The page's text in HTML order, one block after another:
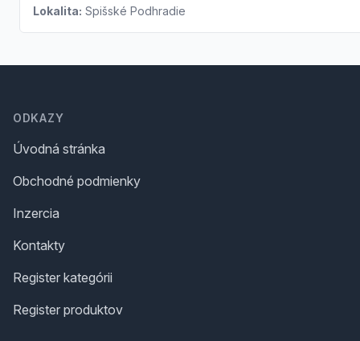
Lokalita: Spišské Podhradie
ODKAZY
Úvodná stránka
Obchodné podmienky
Inzercia
Kontakty
Register kategórii
Register produktov